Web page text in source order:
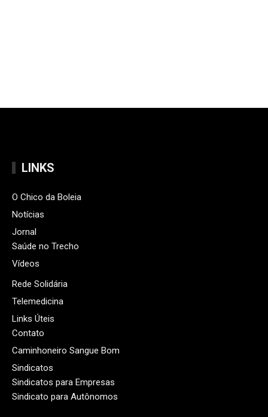
LINKS
O Chico da Boleia
Notícias
Jornal
Saúde no Trecho
Vídeos
Rede Solidária
Telemedicina
Links Úteis
Contato
Caminhoneiro Sangue Bom
Sindicatos
Sindicatos para Empresas
Sindicato para Autônomos